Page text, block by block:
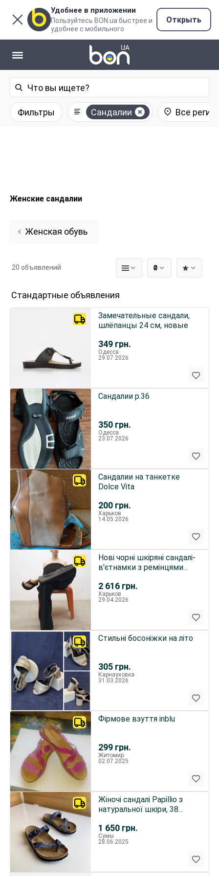
Удобнее в приложении
Пользуйтесь BON.ua быстрее и
удобнее с мобильного
Открыть
Фильтры Сандалии Все
Женские сандалии
Женская обувь
₴
20 объявлений
Стандартные объявления
349 грн.
Замечательные сандали,
шлёпанцы 24 см, новые
Одесса
29.07.2026
350 грн.
Сандалии р.36
Одесса
23.07.2026
200 грн.
Сандалии на танкетке
Dolce Vita
Харьков
14.05.2026
2 616 грн.
Нові чорні шкіряні сандалі-
в'єтнамки з ремінцями
Харьков
29.04.2026
305 грн.
Стильні босоніжки на літо
Карнауховка
31.03.2026
299 грн.
Фірмове взуття inblu
Житомир
02.07.2025
1 650 грн.
Жіночі сандалі Papillio з
натуральної шкіри, 38
Сумы
28.06.2025